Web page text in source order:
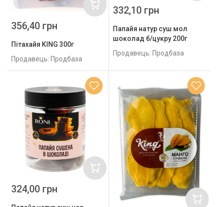
Пітахайя KING 300г
Продавець: Продбаза
356,40 грн
Папайя натур суш мол
шоколад б/цукру 200г
Продавець: Продбаза
332,10 грн
324,00 грн